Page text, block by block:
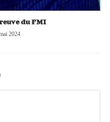
du FMI
2024